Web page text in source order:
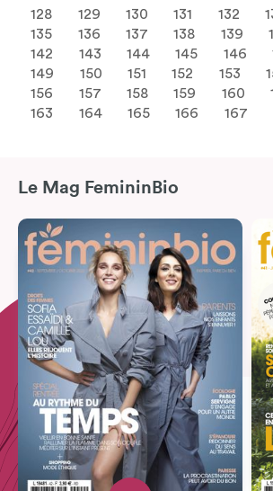
128
129 130 131 132
135
136 137 138 139
142
143 144 145 146
149
150 151 152 153
156
157 158 159 160
163
164 165 166 167
Le Mag FemininBio